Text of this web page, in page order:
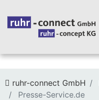
ruhr-connect GmbH
Presse-Service.de